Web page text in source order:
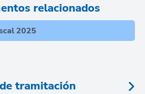
relacionados
2025
tramitación